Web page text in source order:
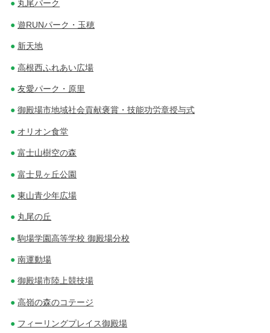
丸尾パーク
遊RUNパーク・玉穂
新天地
高根西ふれあい広場
友愛パーク・原里
御殿場市地域社会貢献褒賞・技能功労章授与式
オリオン食堂
富士山樹空の森
富士見ヶ丘公園
東山青少年広場
丸尾の丘
駒場学園高等学校 御殿場分校
南運動場
御殿場市陸上競技場
高嶺の森のコテージ
フィーリングプレイス御殿場